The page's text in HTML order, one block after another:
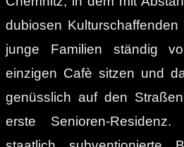
dubiosen
junge Familien ständig
einzigen Cafè sitzen und
genüsslich auf den
erste Senioren-